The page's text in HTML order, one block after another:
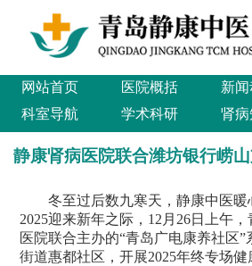
网站首页 医院概括 新
科室导航
学术科研 肾病
静康肾病医院联合潍坊银行崂
冬至过后数九寒天，静康中医暖
2025迎来新年之际，12月26日上午
医院联合主办的“青岛广电康养社区
街道惠都社区，开展2025年终专场